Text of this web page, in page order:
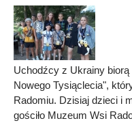
Uchodźcy z Ukrainy biorą
Nowego Tysiąclecia",
Radomiu. Dzisiaj dzieci i
gościło Muzeum Wsi